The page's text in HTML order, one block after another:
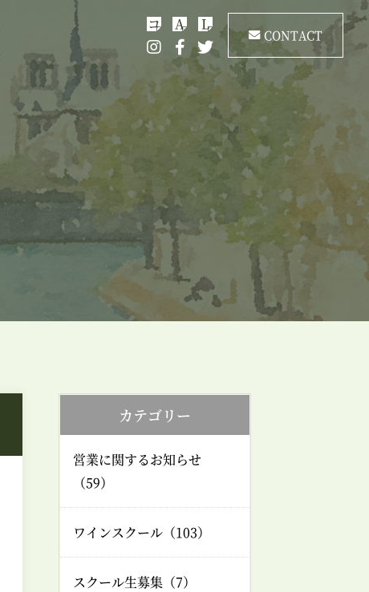
コ A L
CONTACT
カテゴリー
営業に関するお知らせ
（59）
ワインスクール（103）
スクール生募集（7）